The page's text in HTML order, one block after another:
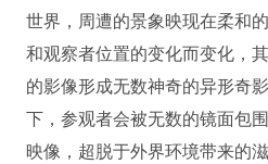
世界，周遭的景象映现在柔和
和观察者位置的变化而变化，
的影像形成无数神奇的异形奇
下，参观者会被无数的镜面包
映像，超脱于外界环境带来的